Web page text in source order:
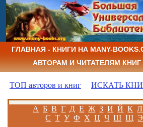
ГЛАВНАЯ - КНИГИ НА MANY-
АВТОРАМ И ЧИТАТЕЛЯМ КНИГ
ТОП авторов и книг ИСКАТЬ
А Б В Г Д Е Ж З И Й К Л
С Т У Ф Х Ц Ч Ш Щ Э